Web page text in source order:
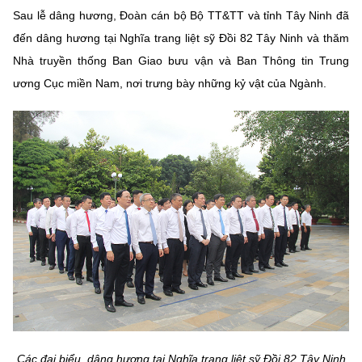
Sau lễ dâng hương, Đoàn cán bộ Bộ TT&TT và tỉnh Tây Ninh đã
đến dâng hương tại Nghĩa trang liệt sỹ Đồi 82 Tây Ninh và thăm
Nhà truyền thống Ban Giao bưu vận và Ban Thông tin Trung
ương Cục miền Nam, nơi trưng bày những kỷ vật của Ngành.
Các đại biểu dâng hương tại Nghĩa trang liệt sỹ Đồi 82 Tây Ninh